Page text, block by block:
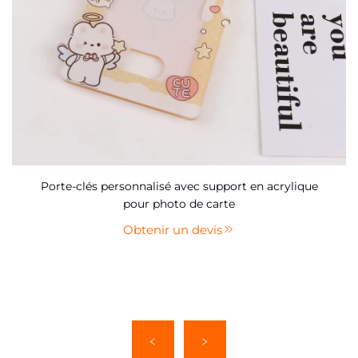
Porte-clés personnalisé avec support en acrylique
pour photo de carte
Obtenir un devis